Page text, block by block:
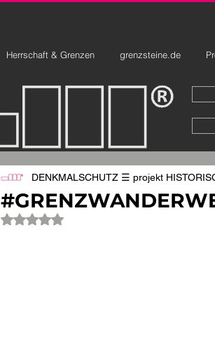
Herrschaft & Grenzen grenzsteine.de
DENKMALSCHUTZ ☰ projekt
Mit NaN von 5 Sternen bewertet.